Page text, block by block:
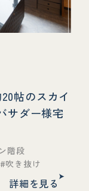
帖のスカイ
サダー様宅
階段
吹き抜け
詳細を見る